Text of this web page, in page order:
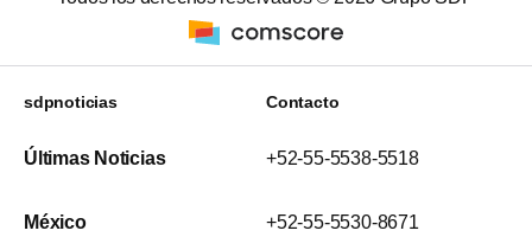
sdpnoticias
Últimas Noticias
México
Contacto
+52-55-5538-5518
+52-55-5530-8671